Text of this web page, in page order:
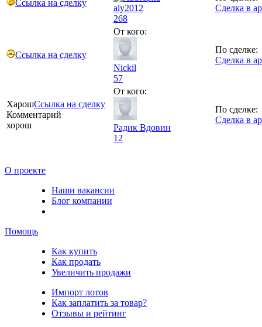
Ссылка на сделку
aly2012
268
Сделка в
Ссылка на сделку
От кого:
Nickil
57
По сделке:
Сделка в
ХарошСсылка на сделку
Комментарий
хорош
От кого:
Радик Вдовин
12
По сделке:
Сделка в
О проекте
Наши вакансии
Блог компании
Помощь
Как купить
Как продать
Увеличить продажи
Импорт лотов
Как заплатить за товар?
Отзывы и рейтинг